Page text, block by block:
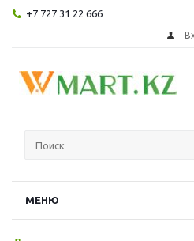
+7 727 31 22 666
МЕНЮ